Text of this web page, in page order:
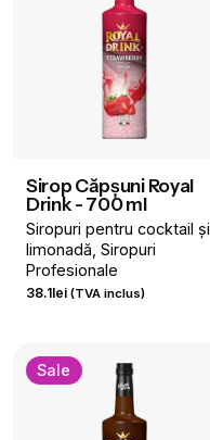
Sirop Căpșuni Royal
Drink - 700 ml
Siropuri pentru cocktail și
limonadă Siropuri
Profesionale
38.1lei (TVA inclus)
Sale